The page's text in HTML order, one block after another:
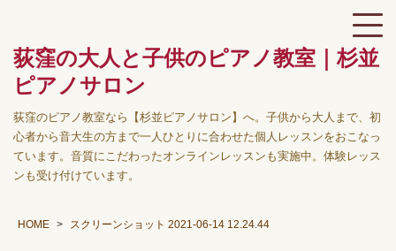
荻窪の大人と子供のピアノ教室｜杉並
ピアノサロン
荻窪のピアノ教室なら【杉並ピアノサロン】へ。子供から大人まで、初
心者から音大生の方まで一人ひとりに合わせた個人レッスンをおこなっ
ています。音質にこだわったオンラインレッスンも実施中。体験レッス
ンも受け付けています。
HOME スクリーンショット 2021-06-14 12.24.44